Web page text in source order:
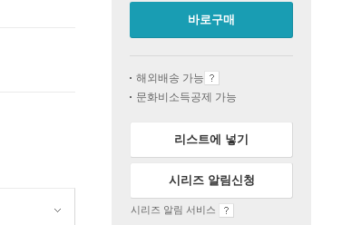
바로구매
해외배송 가능
문화비소득공제 가능
리스트에 넣기
시리즈 알림신청
시리즈 알림 서비스